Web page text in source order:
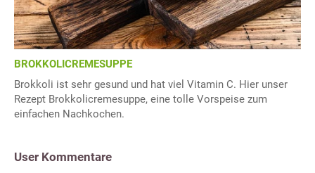
BROKKOLICREMESUPPE
Brokkoli ist sehr gesund und hat viel Vitamin C. Hier unser
Rezept Brokkolicremesuppe, eine tolle Vorspeise zum
einfachen Nachkochen.
User Kommentare